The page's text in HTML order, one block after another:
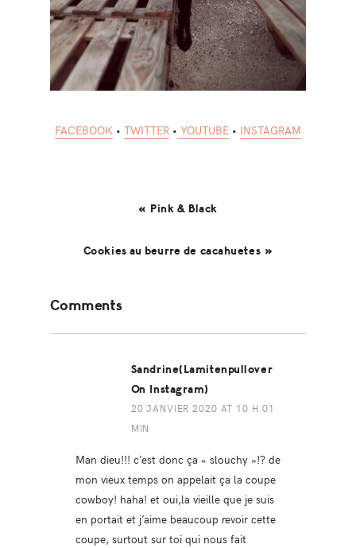
FACEBOOK • TWITTER • YOUTUBE • INSTAGRAM
« Pink & Black
Cookies au beurre de cacahuetes »
Interactions
Comments
Sandrine(lamitenpullover
On Instagram)
20 JANVIER 2020 AT 10 H 01
MIN
Man dieu!!! c’est donc ça « slouchy »!? de
mon vieux temps on appelait ça la coupe
cowboy! haha! et oui,la vieille que je suis
en portait et j’aime beaucoup revoir cette
coupe, surtout sur toi qui nous fait